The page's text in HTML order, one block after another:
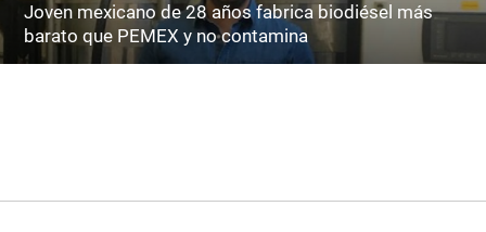
Joven mexicano de 28 años fabrica biodiésel más
barato que PEMEX y no contamina